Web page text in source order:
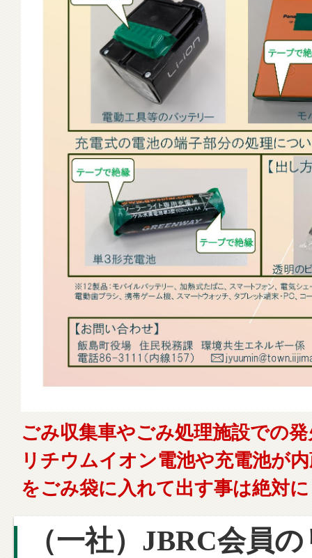
ごみ収集車やごみ処理施設での
リチウムイオン電池や充電池が
をごみ袋に入れて出す事は絶対
（一社）JBRC会員